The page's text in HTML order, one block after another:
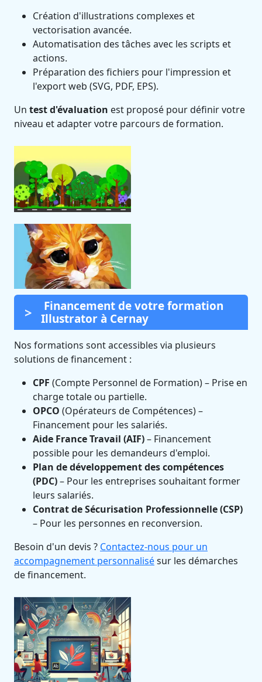
Création d'illustrations complexes et
vectorisation avancée.
Automatisation des tâches avec les scripts et
actions.
Préparation des fichiers pour l'impression et
l'export web (SVG, PDF, EPS).
Un test d'évaluation est proposé pour définir votre
niveau et adapter votre parcours de formation.
Financement de votre formation
Illustrator à Cernay
Nos formations sont accessibles via plusieurs
solutions de financement :
CPF (Compte Personnel de Formation) – Prise en
charge totale ou partielle.
OPCO (Opérateurs de Compétences) –
Financement pour les salariés.
Aide France Travail (AIF)– Financement
possible pour les demandeurs d'emploi.
Plan de développement des compétences
(PDC)– Pour les entreprises souhaitant former
leurs salariés.
Contrat de Sécurisation Professionnelle (CSP)
– Pour les personnes en reconversion.
Besoin d'un devis ? Contactez-nous pour un
accompagnement personnalisésur les démarches
de financement.